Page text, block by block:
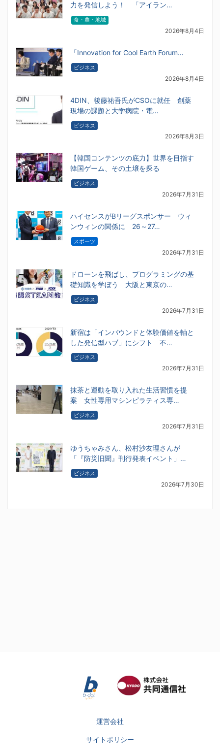
力を発信しよう！ 「アイラン…
食・農・地域
2026年8月4日
「Innovation for Cool Earth Forum…
ビジネス
2026年8月4日
4DIN、後藤祐吾氏がCSOに就任 創薬
現場の課題と大学病院・電…
ビジネス
2026年8月3日
【韓国コンテンツの底力】世界を目指す
韓国ゲーム、その土壌を探る
ビジネス
2026年7月31日
ハイセンスがBリーグスポンサー ウィ
ンウィンの関係に 26～27…
スポーツ
2026年7月31日
ドローンを飛ばし、プログラミングの基
礎知識を学ぼう 大阪と東京の…
ビジネス
2026年7月31日
新宿は「インバウンドと体験価値を軸と
した発信型ハブ」にシフト 不…
ビジネス
2026年7月31日
抹茶と運動を取り入れた生活習慣を提
案 女性専用マシンピラティス専…
ビジネス
2026年7月31日
ゆうちゃみさん、松村沙友理さんが
「『防災旧聞』刊行発表イベント」…
ビジネス
2026年7月30日
運営会社
サイトポリシー